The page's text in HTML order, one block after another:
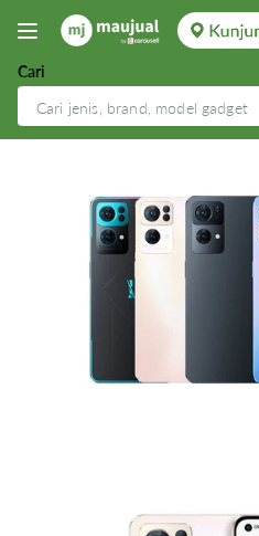
Cari
Oppo Reno 7 Pro 5G